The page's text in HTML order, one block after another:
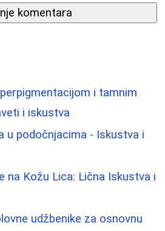
komentara
i tamnim
i iskustva
u podočnjacima - Iskustva i
na Kožu Lica: Lična Iskustva i
udžbenike za osnovnu